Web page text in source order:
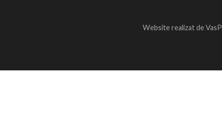
Website realizat de